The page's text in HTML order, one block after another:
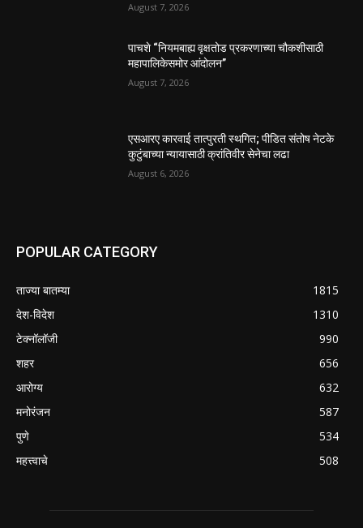
August 7, 2026
पाचशे “नियमबाह्य वृक्षतोड प्रकरणाच्या चौकशीसाठी
महापालिकेसमोर आंदोलन”
August 7, 2026
एसआरए कारवाई तात्पुरती स्थगित; पीडित संतोष नेटके
कुटुंबाच्या न्यायासाठी क्रांतिवीर सेनेचा लढा
August 6, 2026
POPULAR CATEGORY
ताज्या बातम्या
1815
देश-विदेश
1310
टेक्नॉलॉजी
990
शहर
656
आरोग्य
632
मनोरंजन
587
पुणे
534
महत्त्वाचे
508